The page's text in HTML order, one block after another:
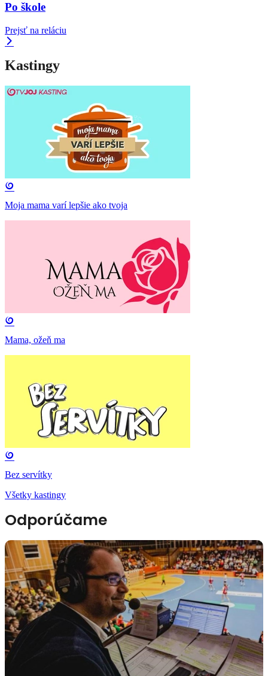
Po škole
Prejsť na reláciu
Kastingy
Moja mama varí lepšie ako tvoja
Mama, ožeň ma
Bez servítky
Všetky kastingy
Odporúčame